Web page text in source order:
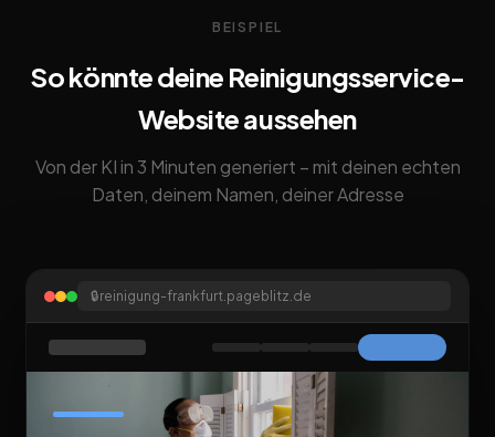
BEISPIEL
So könnte deine Reinigungsservice-
Website aussehen
Von der KI in 3 Minuten generiert – mit deinen echten
Daten, deinem Namen, deiner Adresse
🔒reinigung-frankfurt.pageblitz.de